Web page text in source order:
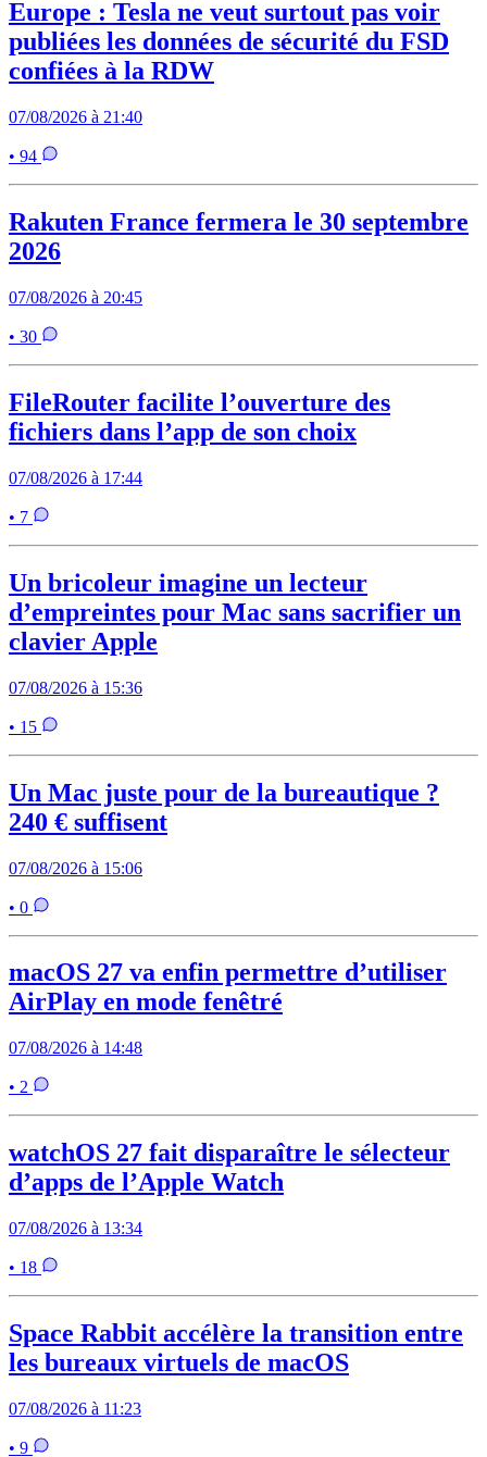
Europe : Tesla ne veut surtout pas voir
publiées les données de sécurité du FSD
confiées à la RDW
07/08/2026 à 21:40
• 94
Rakuten France fermera le 30 septembre
2026
07/08/2026 à 20:45
• 30
FileRouter facilite l’ouverture des
fichiers dans l’app de son choix
07/08/2026 à 17:44
• 7
Un bricoleur imagine un lecteur
d’empreintes pour Mac sans sacrifier un
clavier Apple
07/08/2026 à 15:36
• 15
Un Mac juste pour de la bureautique ?
240 € suffisent
07/08/2026 à 15:06
• 0
macOS 27 va enfin permettre d’utiliser
AirPlay en mode fenêtré
07/08/2026 à 14:48
• 2
watchOS 27 fait disparaître le sélecteur
d’apps de l’Apple Watch
07/08/2026 à 13:34
• 18
Space Rabbit accélère la transition entre
les bureaux virtuels de macOS
07/08/2026 à 11:23
• 9